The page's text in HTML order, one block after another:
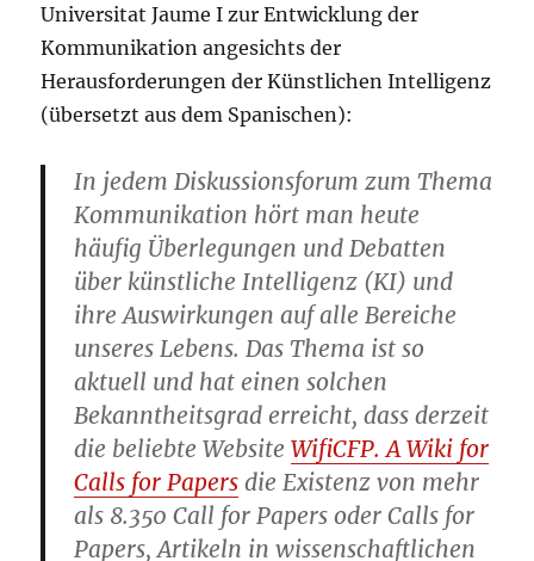
Universitat Jaume I zur Entwicklung der
Kommunikation angesichts der
Herausforderungen der Künstlichen Intelligenz
(übersetzt aus dem Spanischen):
In jedem Diskussionsforum zum Thema
Kommunikation hört man heute
häufig Überlegungen und Debatten
über künstliche Intelligenz (KI) und
ihre Auswirkungen auf alle Bereiche
unseres Lebens. Das Thema ist so
aktuell und hat einen solchen
Bekanntheitsgrad erreicht, dass derzeit
die beliebte WebsiteWifiCFP. A Wiki for
Calls for Papers die Existenz von mehr
als 8.350 Call for Papers oder Calls for
Papers, Artikeln in wissenschaftlichen